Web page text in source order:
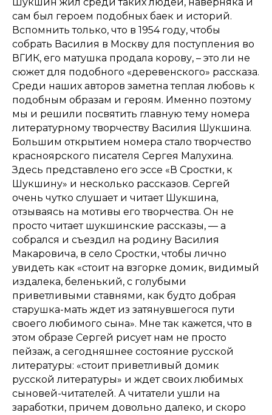
Шукшин жил среди таких людей, наверняка и
сам был героем подобных баек и историй.
Вспомнить только, что в 1954 году, чтобы
собрать Василия в Москву для поступления во
ВГИК, его матушка продала корову, – это ли не
сюжет для подобного «деревенского» рассказа.
Среди наших авторов заметна теплая любовь к
подобным образам и героям. Именно поэтому
мы и решили посвятить главную тему номера
литературному творчеству Василия Шукшина.
Большим открытием номера стало творчество
красноярского писателя Сергея Малухина.
Здесь представлено его эссе «В Сростки, к
Шукшину» и несколько рассказов. Сергей
очень чутко слушает и читает Шукшина,
отзываясь на мотивы его творчества. Он не
просто читает шукшинские рассказы, — а
собрался и съездил на родину Василия
Макаровича, в село Сростки, чтобы лично
увидеть как «стоит на взгорке домик, видимый
издалека, беленький, с голубыми
приветливыми ставнями, как будто добрая
старушка-мать ждет из затянувшегося пути
своего любимого сына». Мне так кажется, что в
этом образе Сергей рисует нам не просто
пейзаж, а сегодняшнее состояние русской
литературы: «стоит приветливый домик
русской литературы» и ждет своих любимых
сыновей-читателей. А читатели ушли на
заработки, причем довольно далеко, и скоро